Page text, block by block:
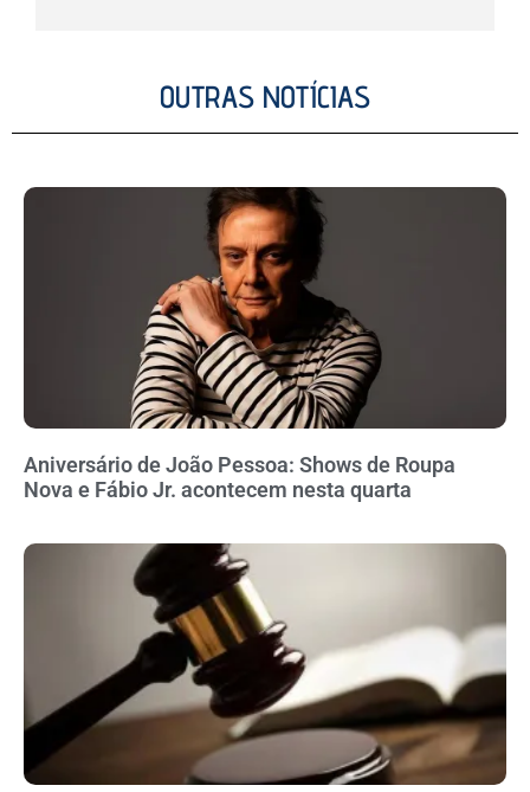
OUTRAS NOTÍCIAS
Aniversário de João Pessoa: Shows de Roupa
Nova e Fábio Jr. acontecem nesta quarta